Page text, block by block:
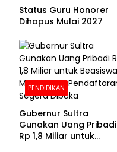
Status Guru Honorer
Dihapus Mulai 2027
PENDIDIKAN
Gubernur Sultra
Gunakan Uang Pribadi
Rp 1,8 Miliar untuk